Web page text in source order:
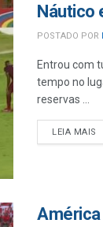
Náutico
POSTADO POR
Entrou com
tempo no
reservas ...
LEIA MAIS